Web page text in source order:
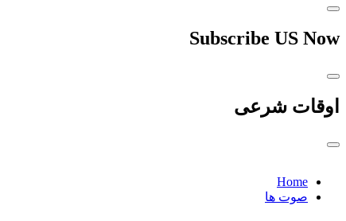
Subscribe US Now
اوقات شرعی
Home
صوت ها